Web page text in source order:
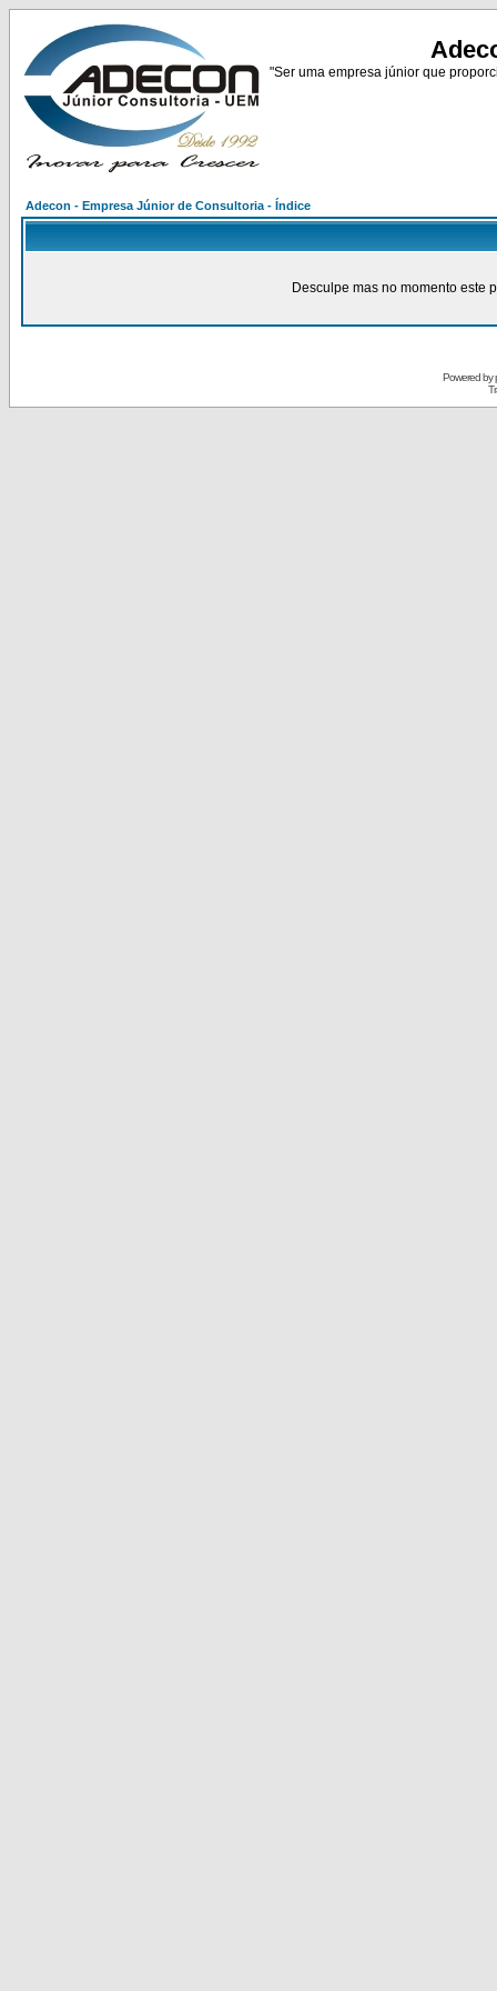
"Ser uma empresa júnior que
Adecon - Empresa Júnior de Consultoria - Índice
Desculpe mas no momento este
Powered by